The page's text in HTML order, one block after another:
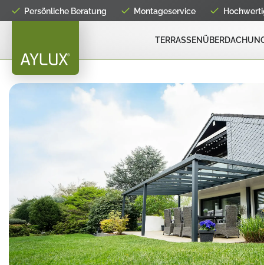
Persönliche Beratung Montageservice